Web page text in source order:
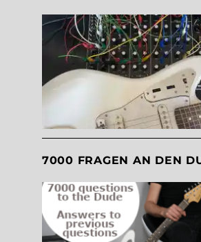
7000 FRAGEN AN DEN